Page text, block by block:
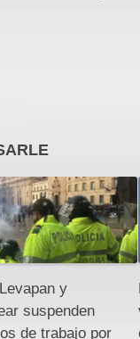
y
suspenden
de trabajo por